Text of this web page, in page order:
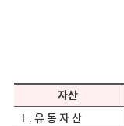
자산
Ⅰ. 유 동 자 산